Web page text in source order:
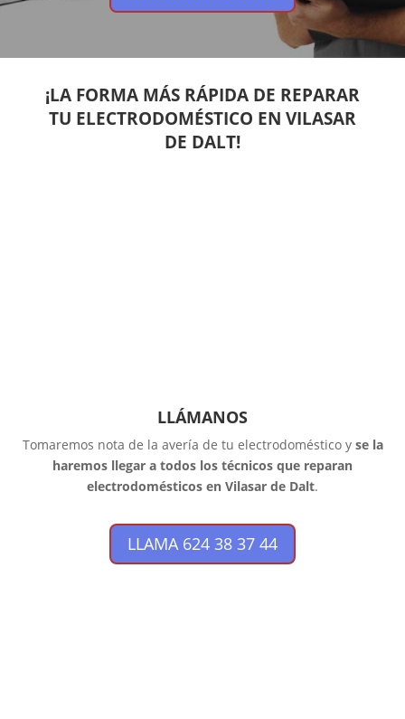
¡LA FORMA MÁS RÁPIDA DE REPARAR
TU ELECTRODOMÉSTICO EN VILASAR
DE DALT!
LLÁMANOS
Tomaremos nota de la avería de tu electrodoméstico y se la
haremos llegar a todos los técnicos que reparan
electrodomésticos en Vilasar de Dalt.
LLAMA 624 38 37 44